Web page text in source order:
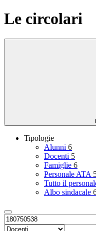
Le circolari
Tipologie
Alunni 6
Docenti 5
Famiglie 6
Personale ATA
Tutto il
Albo sindacale